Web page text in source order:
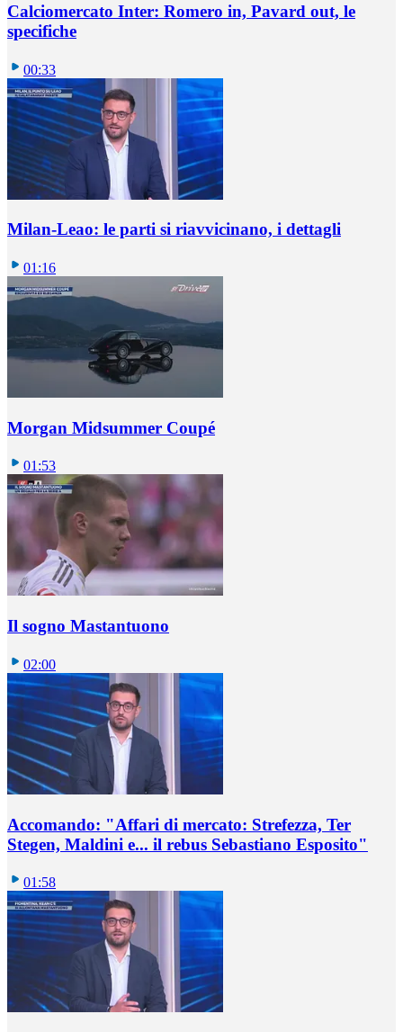
Calciomercato Inter: Romero in, Pavard out, le
specifiche
00:33
Milan-Leao: le parti si riavvicinano, i dettagli
01:16
Morgan Midsummer Coupé
01:53
Il sogno Mastantuono
02:00
Accomando: "Affari di mercato: Strefezza, Ter
Stegen, Maldini e... il rebus Sebastiano Esposito"
01:58